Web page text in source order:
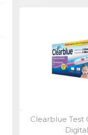
Vista
Clearblue Test
Digital